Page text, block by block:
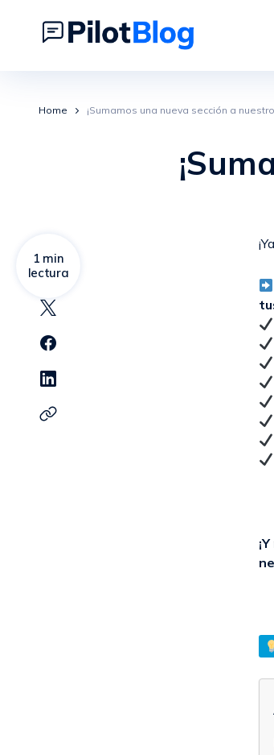
Home ¡Sumamos una nueva sección a
1 min
lectura